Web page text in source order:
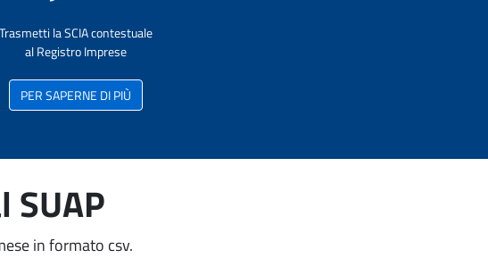
Trasmetti la SCIA contestuale
al Registro Imprese
PER SAPERNE DI PIÙ
SUAP
in formato csv.